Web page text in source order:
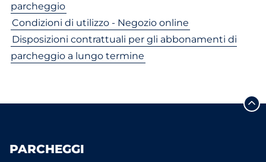
parcheggio
Condizioni di utilizzo - Negozio online
Disposizioni contrattuali per gli abbonamenti di
parcheggio a lungo termine
PARCHEGGI